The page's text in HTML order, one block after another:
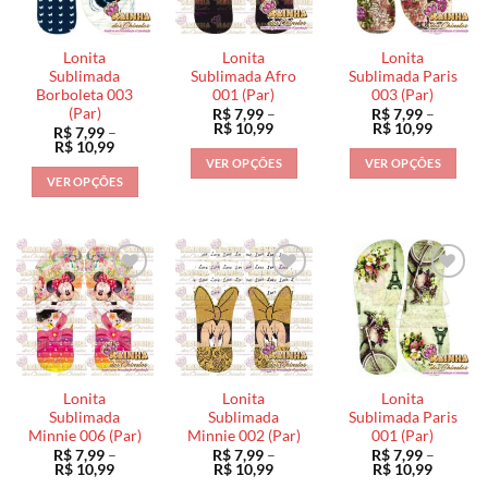
podem
ser
escolhidas
na
página
do
produto
podem
ser
escolhidas
na
página
do
produto
podem
ser
escolhidas
na
página
do
produto
Lonita
Sublimada
Borboleta 003
(Par)
R$7,99 –
R$ 10,99Faixa
preço:
R$ 7,99
através
VER OPÇÕES
tem
várias
variantes.
As
opções
podem
ser
escolhidas
na
página
do
Lonita
Sublimada Afro
001 (Par)
R$7,99 –
R$ 10,99Faixa
preço:
R$ 7,99
através
VER OPÇÕES
várias
variantes.
As
opções
podem
ser
escolhidas
na
página
do
Lonita
Sublimada Paris
003 (Par)
R$7,99 –
R$ 10,99Faixa
preço:
R$ 7,99
através
VER OPÇÕES
várias
variantes.
As
opções
podem
ser
escolhidas
na
página
do
Lonita
Sublimada
Minnie 006 (Par)
R$7,99 –
R$ 10,99Faixa
Lonita
Sublimada
Minnie 002 (Par)
R$7,99 –
R$ 10,99Faixa
Lonita
Sublimada Paris
001 (Par)
R$7,99 –
R$ 10,99Faixa